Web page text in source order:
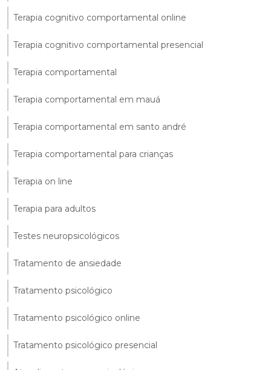
Terapia cognitivo comportamental online
Terapia cognitivo comportamental presencial
Terapia comportamental
Terapia comportamental em mauá
Terapia comportamental em santo andré
Terapia comportamental para crianças
Terapia on line
Terapia para adultos
Testes neuropsicológicos
Tratamento de ansiedade
Tratamento psicológico
Tratamento psicológico online
Tratamento psicológico presencial